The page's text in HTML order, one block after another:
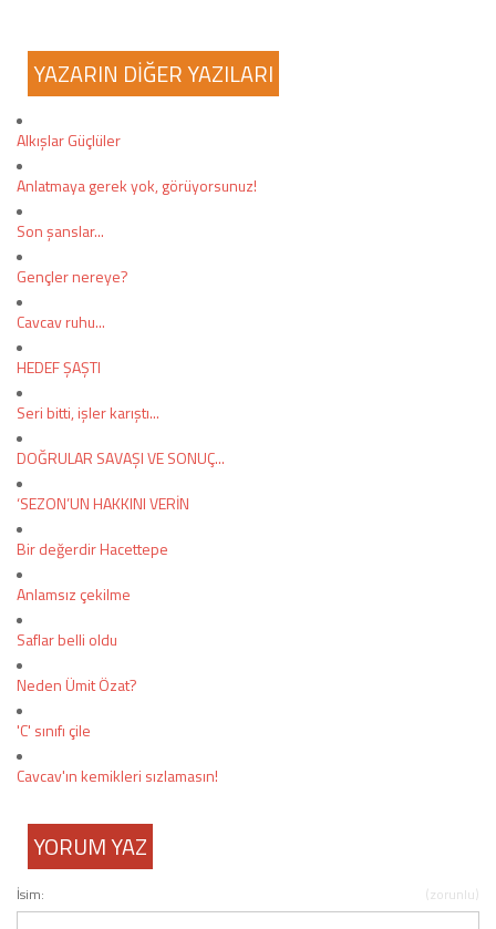
Web Sürüme Geç
COPYLEFT 2014. AGB Bilişim Teknolojileri
YAZARIN DİĞER YAZILARI
Alkışlar Güçlüler
Anlatmaya gerek yok, görüyorsunuz!
Son şanslar...
Gençler nereye?
Cavcav ruhu...
HEDEF ŞAŞTI
Seri bitti, işler karıştı...
DOĞRULAR SAVAŞI VE SONUÇ...
‘SEZON’UN HAKKINI VERİN
Bir değerdir Hacettepe
Anlamsız çekilme
Saflar belli oldu
Neden Ümit Özat?
'C' sınıfı çile
Cavcav'ın kemikleri sızlamasın!
YORUM YAZ
İsim: (zorunlu)